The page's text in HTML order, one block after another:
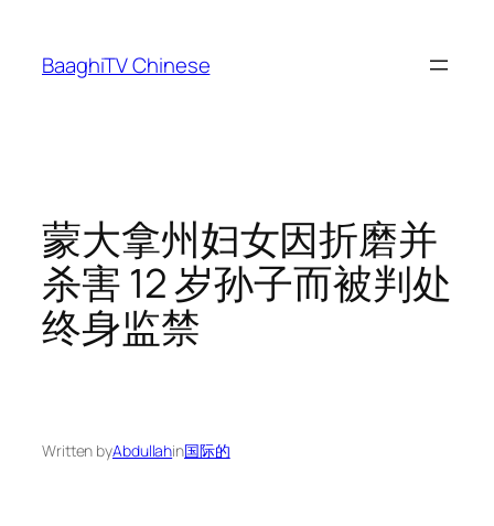
content
BaaghiTV Chinese
蒙大拿州妇女因折磨并
杀害 12 岁孙子而被判处
终身监禁
Written byAbdullahin国际的